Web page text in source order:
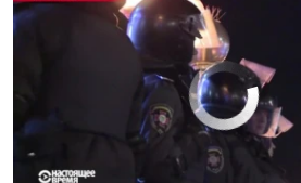
No media source